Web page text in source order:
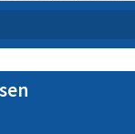
af Snorgaardens
sig og
fokus på at de